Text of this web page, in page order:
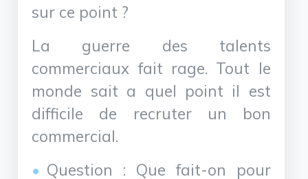
sur ce point ?
La guerre des talents
commerciaux fait rage. Tout le
monde sait a quel point il est
difficile de recruter un bon
commercial.
Question : Que fait-on pour